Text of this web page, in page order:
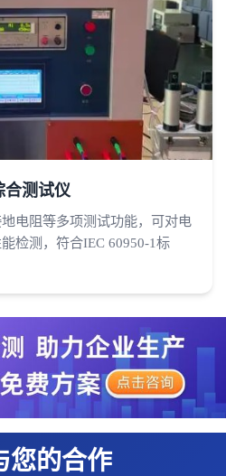
合测试仪
电阻等多项测试功能，可对电
检测，符合IEC 60950-1标
您的合作